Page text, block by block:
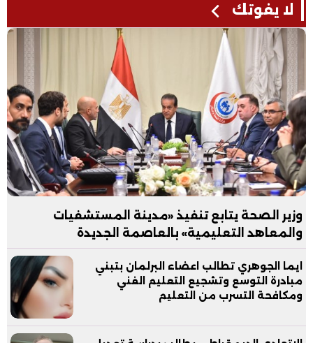
لا يفوتك
وزير الصحة يتابع تنفيذ «مدينة المستشفيات
والمعاهد التعليمية» بالعاصمة الجديدة
ايما الجوهري تطالب اعضاء البرلمان بتبني
مبادرة التوسع وتشجيع التعليم الفني
ومكافحة التسرب من التعليم